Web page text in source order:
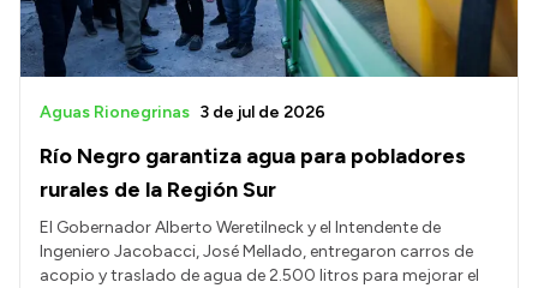
Río Negro garantiza agua para pobladores
rurales de la Región Sur
Aguas Rionegrinas 3 de jul de 2026
El Gobernador Alberto Weretilneck y el Intendente de
Ingeniero Jacobacci, José Mellado, entregaron carros de
acopio y traslado de agua de 2.500 litros para mejorar el